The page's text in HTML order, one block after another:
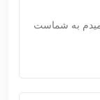
به شماست